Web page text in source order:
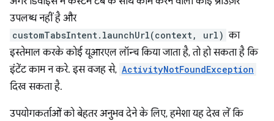
उपलब्ध नहीं है और
customTabsIntent.launchUrl(context, url) का
इस्तेमाल करके कोई यूआरएल लॉन्च किया जाता है, तो हो सकता है कि
इंटेंट काम न करे. इस वजह से, ActivityNotFoundException
दिख सकता है.
उपयोगकर्ताओं को बेहतर अनुभव देने के लिए, हमेशा यह देख लें कि